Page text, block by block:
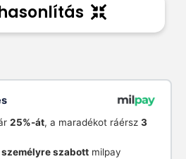
25%-át, a maradékot ráérsz 3
személyre szabottmilpay